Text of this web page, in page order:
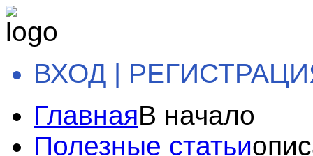
ВХОД |
ГлавнаяВ начало
Полезные статьи